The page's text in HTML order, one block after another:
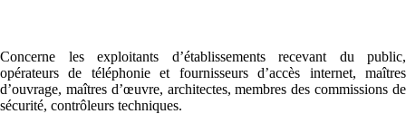
Concerne les exploitants d’établissements recevant du public,
opérateurs de téléphonie et fournisseurs d’accès internet, maîtres
d’ouvrage, maîtres d’œuvre, architectes, membres des commissions de
sécurité, contrôleurs techniques.